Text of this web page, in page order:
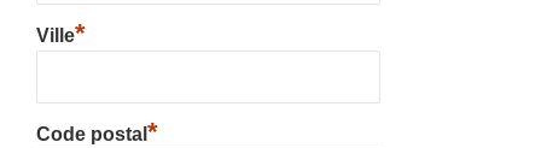
Ville*
Code postal *